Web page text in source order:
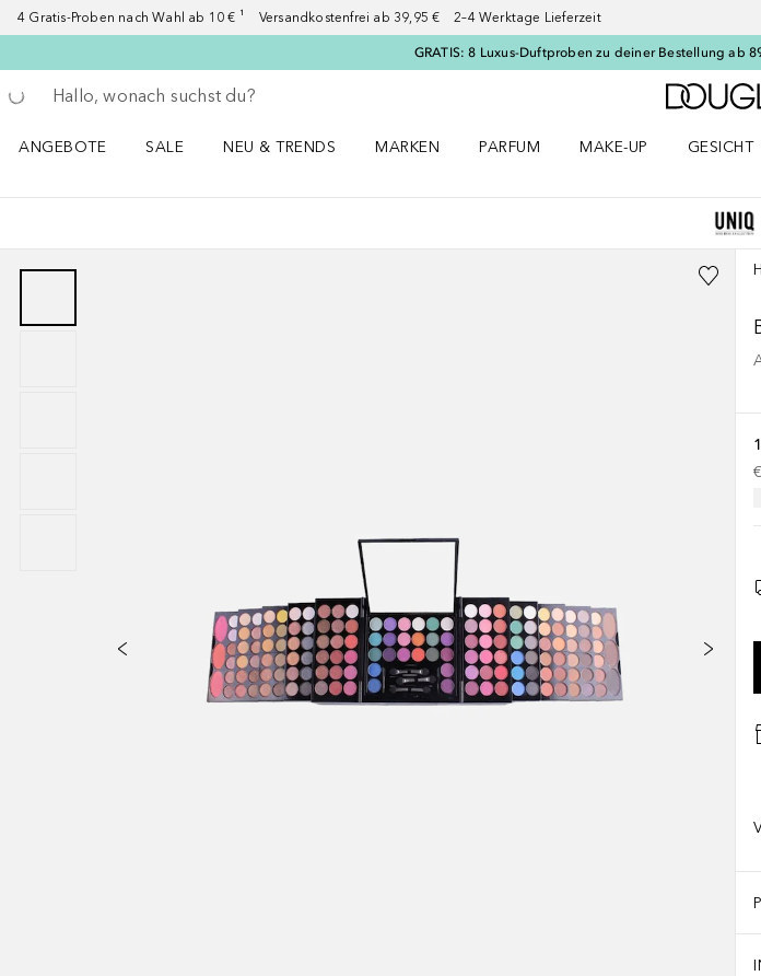
4 Gratis-Proben nach Wahl ab 10 € ¹ Versandkostenfrei ab 39,95 € 2–4 Werktage Lieferzeit
GRATIS: 8 Luxus-Duftproben zu deiner Bestellung ab
Gehe zurück
Suche ausführen
ANGEBOTE
SALE
NEU & TRENDS
MARKEN
PARFUM
MAKE-UP
GESICHT